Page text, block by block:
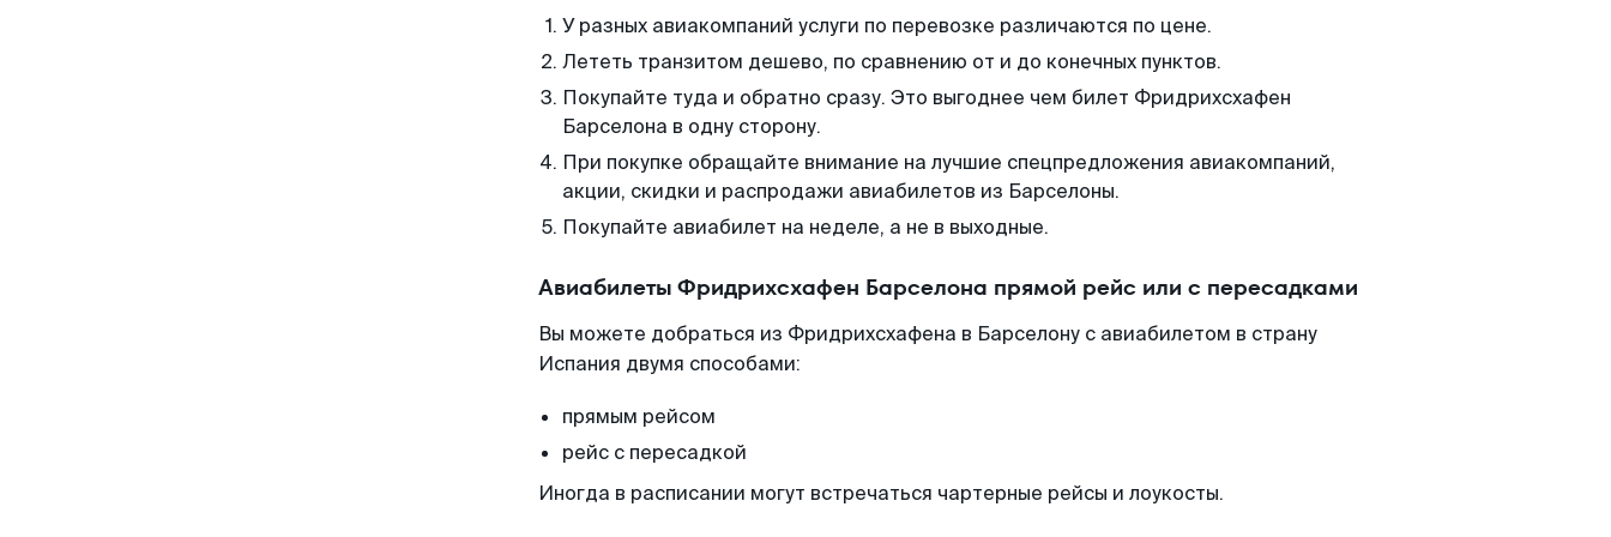
У разных авиакомпаний услуги по перевозке различаются по цене.
Лететь транзитом дешево, по сравнению от и до конечных пунктов.
Покупайте туда и обратно сразу. Это выгоднее чем билет Фридрихсхафен
Барселона в одну сторону.
При покупке обращайте внимание на лучшие спецпредложения авиакомпаний,
акции, скидки и распродажи авиабилетов из Барселоны.
Покупайте авиабилет на неделе, а не в выходные.
Авиабилеты Фридрихсхафен Барселона прямой рейс или с пересадками
Вы можете добраться из Фридрихсхафена в Барселону с авиабилетом в страну
Испания двумя способами:
прямым рейсом
рейс с пересадкой
Иногда в расписании могут встречаться чартерные рейсы и лоукосты.